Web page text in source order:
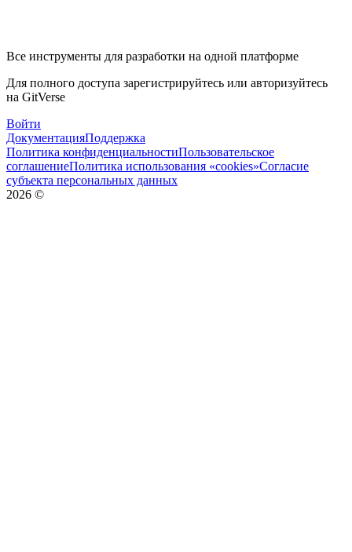
Все инструменты для разработки на одной платформе
Для полного доступа зарегистрируйтесь или авторизуйтесь
на GitVerse
Войти
ДокументацияПоддержка
Политика конфиденциальностиПользовательское
соглашениеПолитика использования «cookies»Согласие
субъекта персональных данных
2026 ©